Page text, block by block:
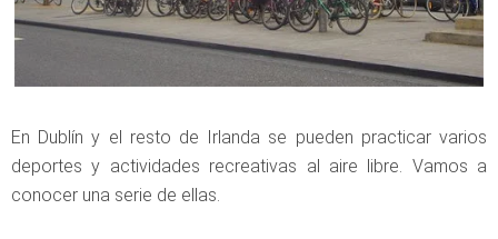
En Dublín y el resto de Irlanda se pueden practicar varios
deportes y actividades recreativas al aire libre. Vamos a
conocer una serie de ellas.